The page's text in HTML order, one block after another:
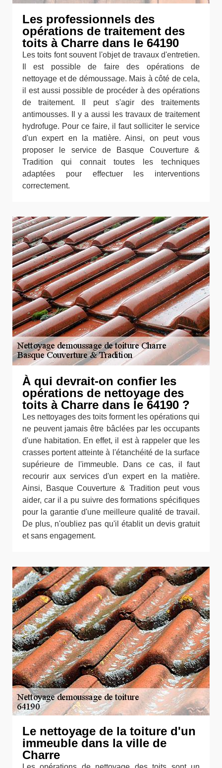
Les professionnels des
opérations de traitement des
toits à Charre dans le 64190
Les toits font souvent l'objet de travaux d'entretien.
Il est possible de faire des opérations de
nettoyage et de démoussage. Mais à côté de cela,
il est aussi possible de procéder à des opérations
de traitement. Il peut s'agir des traitements
antimousses. Il y a aussi les travaux de traitement
hydrofuge. Pour ce faire, il faut solliciter le service
d'un expert en la matière. Ainsi, on peut vous
proposer le service de Basque Couverture &
Tradition qui connait toutes les techniques
adaptées pour effectuer les interventions
correctement.
À qui devrait-on confier les
opérations de nettoyage des
toits à Charre dans le 64190 ?
Les nettoyages des toits forment les opérations qui
ne peuvent jamais être bâclées par les occupants
d'une habitation. En effet, il est à rappeler que les
crasses portent atteinte à l'étanchéité de la surface
supérieure de l'immeuble. Dans ce cas, il faut
recourir aux services d'un expert en la matière.
Ainsi, Basque Couverture & Tradition peut vous
aider, car il a pu suivre des formations spécifiques
pour la garantie d'une meilleure qualité de travail.
De plus, n'oubliez pas qu'il établit un devis gratuit
et sans engagement.
Le nettoyage de la toiture d'un
immeuble dans la ville de
Charre